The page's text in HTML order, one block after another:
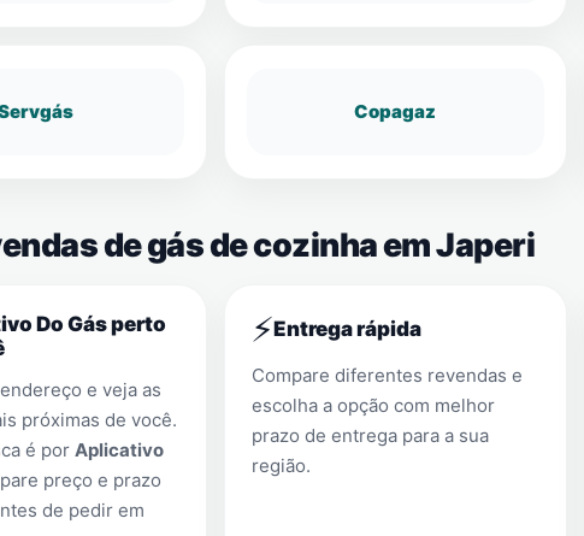
Copagaz
de gás de cozinha em Japeri
Do Gás perto
e veja as
próximas de você.
é por Aplicativo
preço e prazo
de pedir em
⚡Entrega rápida
Compare diferentes revendas e
escolha a opção com melhor
prazo de entrega para a sua
região.